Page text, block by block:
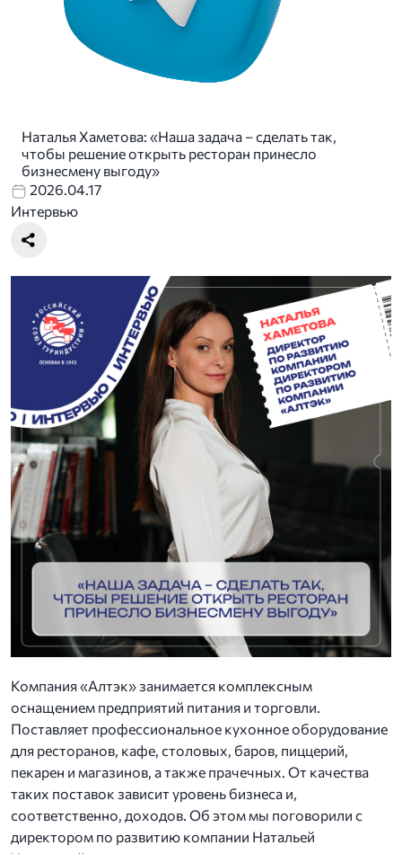
Наталья Хаметова: «Наша задача – сделать так,
чтобы решение открыть ресторан принесло
бизнесмену выгоду»
2026.04.17
Интервью
Компания «Алтэк» занимается комплексным
оснащением предприятий питания и торговли.
Поставляет профессиональное кухонное оборудование
для ресторанов, кафе, столовых, баров, пиццерий,
пекарен и магазинов, а также прачечных. От качества
таких поставок зависит уровень бизнеса и,
соответственно, доходов. Об этом мы поговорили с
директором по развитию компании Натальей